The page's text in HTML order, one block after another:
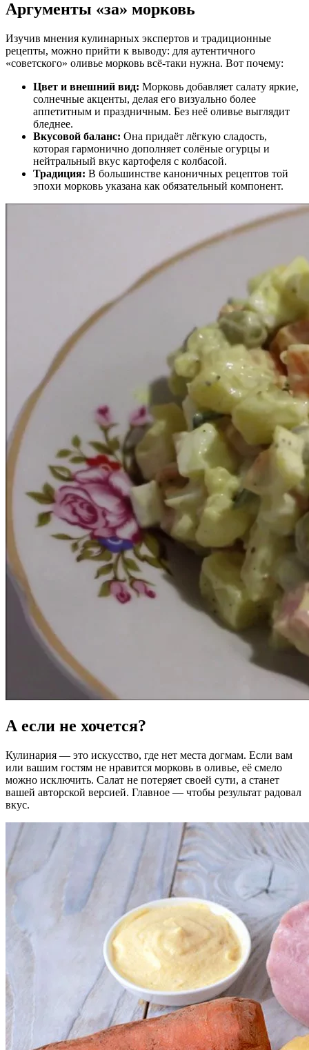
Аргументы «за» морковь
Изучив мнения кулинарных экспертов и традиционные
рецепты, можно прийти к выводу: для аутентичного
«советского» оливье морковь всё-таки нужна. Вот почему:
Цвет и внешний вид: Морковь добавляет салату яркие,
солнечные акценты, делая его визуально более
аппетитным и праздничным. Без неё оливье выглядит
бледнее.
Вкусовой баланс: Она придаёт лёгкую сладость,
которая гармонично дополняет солёные огурцы и
нейтральный вкус картофеля с колбасой.
Традиция: В большинстве каноничных рецептов той
эпохи морковь указана как обязательный компонент.
А если не хочется?
Кулинария — это искусство, где нет места догмам. Если вам
или вашим гостям не нравится морковь в оливье, её смело
можно исключить. Салат не потеряет своей сути, а станет
вашей авторской версией. Главное — чтобы результат радовал
вкус.